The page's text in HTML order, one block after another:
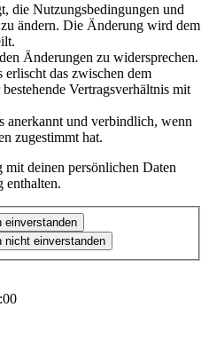
die Nutzungsbedingungen und
ändern. Die Änderung wird dem
Änderungen zu widersprechen.
erlischt das zwischen dem
Vertragsverhältnis mit
anerkannt und verbindlich, wenn
zugestimmt hat.
deinen persönlichen Daten
enthalten.